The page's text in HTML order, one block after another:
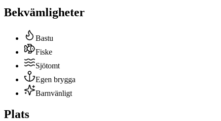
Bekvämligheter
Bastu
Fiske
Sjötomt
Egen brygga
Barnvänligt
Plats